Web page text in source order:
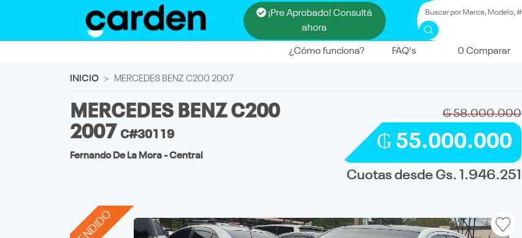
¡Pre Aprobado! Consultá
ahora
¿Cómo funciona? FAQ's 0 Comparar
INICIO MERCEDES BENZ C200 2007
MERCEDES BENZ C200
2007 C#30119
Fernando De La Mora - Central
₲ 58.000.000
₲ 55.000.000
Cuotas desde Gs. 1.946.251
VENDIDO